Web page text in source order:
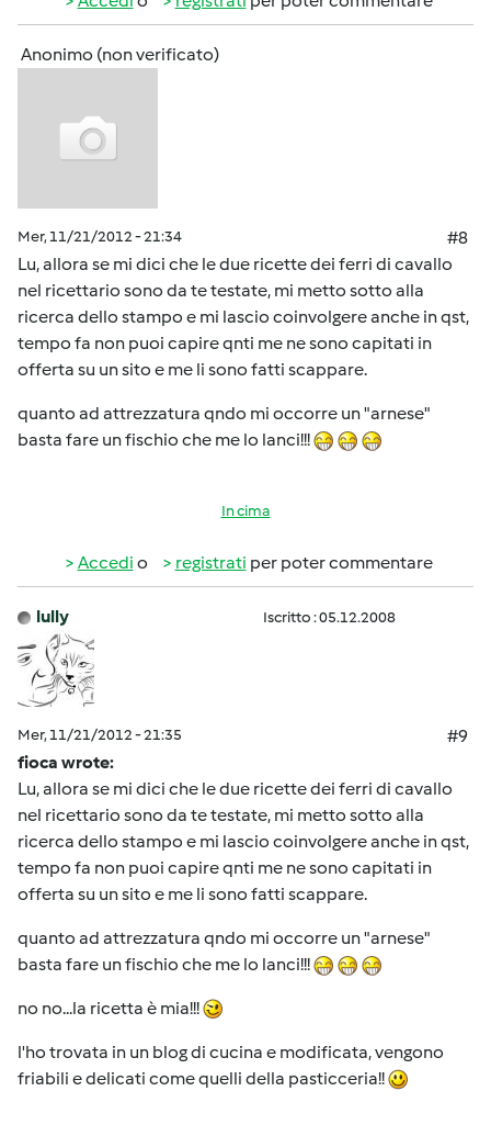
Anonimo (non verificato)
Mer, 11/21/2012 - 21:34
#8
Lu, allora se mi dici che le due ricette dei ferri di cavallo
nel ricettario sono da te testate, mi metto sotto alla
ricerca dello stampo e mi lascio coinvolgere anche in qst,
tempo fa non puoi capire qnti me ne sono capitati in
offerta su un sito e me li sono fatti scappare.
quanto ad attrezzatura qndo mi occorre un "arnese"
basta fare un fischio che me lo lanci!!!
In cima
Accedi o registrati per poter commentare
lully Iscritto : 05.12.2008
Mer, 11/21/2012 - 21:35
#9
fioca wrote:
Lu, allora se mi dici che le due ricette dei ferri di cavallo
nel ricettario sono da te testate, mi metto sotto alla
ricerca dello stampo e mi lascio coinvolgere anche in qst,
tempo fa non puoi capire qnti me ne sono capitati in
offerta su un sito e me li sono fatti scappare.
quanto ad attrezzatura qndo mi occorre un "arnese"
basta fare un fischio che me lo lanci!!!
no no...la ricetta è mia!!!
l'ho trovata in un blog di cucina e modificata, vengono
friabili e delicati come quelli della pasticceria!!